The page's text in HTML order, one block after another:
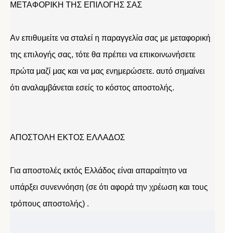
ΜΕΤΑΦΟΡΙΚΗ ΤΗΣ ΕΠΙΛΟΓΗΣ ΣΑΣ
Αν επιθυμείτε να σταλεί η παραγγελία σας με μεταφορική
της επιλογής σας, τότε θα πρέπει να επικοινωνήσετε
πρώτα μαζί μας και να μας ενημερώσετε. αυτό σημαίνει
ότι αναλαμβάνεται εσείς το κόστος αποστολής.
ΑΠΟΣΤΟΛΗ ΕΚΤΟΣ ΕΛΛΑΔΟΣ
Για αποστολές εκτός Ελλάδος είναι απαραίτητο να
υπάρξει συνεννόηση (σε ότι αφορά την χρέωση και τους
τρόπους αποστολής) .